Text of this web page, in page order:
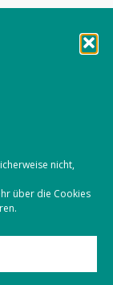
nicht,
über die Cookies